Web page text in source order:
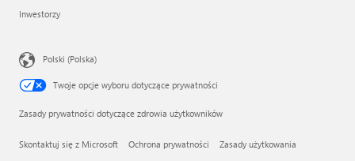
Inwestorzy
Polski (Polska)
Twoje opcje wyboru dotyczące prywatności
Zasady prywatności dotyczące zdrowia użytkowników
Skontaktuj się z Microsoft Ochrona prywatności Zasady użytkowania